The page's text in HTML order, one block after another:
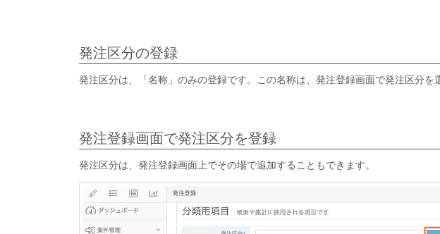
発注区分の登録
発注区分は、「名称」のみの登録です。この名称は、発注登録画面で発注区分を
発注登録画面で発注区分を登録
発注区分は、発注登録画面上でその場で追加することもできます。